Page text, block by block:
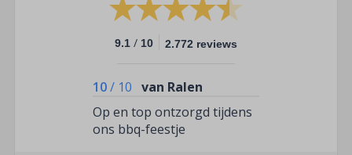
9.1 / 10 2.772 reviews
10/ 10 van Ralen
Op en top ontzorgd tijdens
ons bbq-feestje